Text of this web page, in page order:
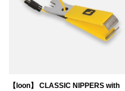
【loon】 CLASSIC NIPPERS with